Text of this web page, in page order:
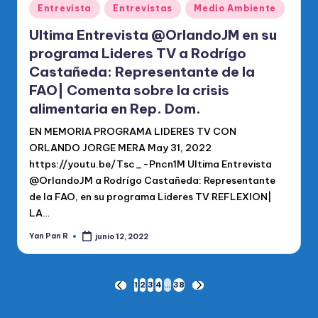
Publicado
en
Entrevista Entrevistas Medio Ambiente
Ultima Entrevista @OrlandoJM en su
programa Lideres TV a Rodrígo
Castañeda: Representante de la
FAO| Comenta sobre la crisis
alimentaria en Rep. Dom.
EN MEMORIA PROGRAMA LIDERES TV CON
ORLANDO JORGE MERA May 31, 2022
https://youtu.be/Tsc_-Pncn1M Ultima Entrevista
@OrlandoJM a Rodrígo Castañeda: Representante
de la FAO, en su programa Lideres TV REFLEXION|
LA…
Publicado
Yan Pan R junio 12, 2022
PaginaciónPÁGINA
1 2 3 4 … 38
SIGUIENTE